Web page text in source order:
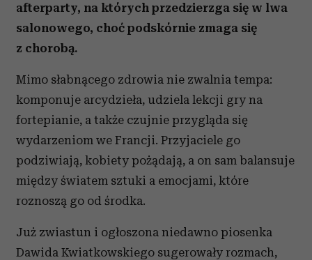
afterparty, na których przedzierzga się w lwa
salonowego, choć podskórnie zmaga się
z chorobą.
Mimo słabnącego zdrowia nie zwalnia tempa:
komponuje arcydzieła, udziela lekcji gry na
fortepianie, a także czujnie przygląda się
wydarzeniom we Francji. Przyjaciele go
podziwiają, kobiety pożądają, a on sam balansuje
między światem sztuki a emocjami, które
roznoszą go od środka.
Już zwiastun i ogłoszona niedawno piosenka
Dawida Kwiatkowskiego sugerowały rozmach,